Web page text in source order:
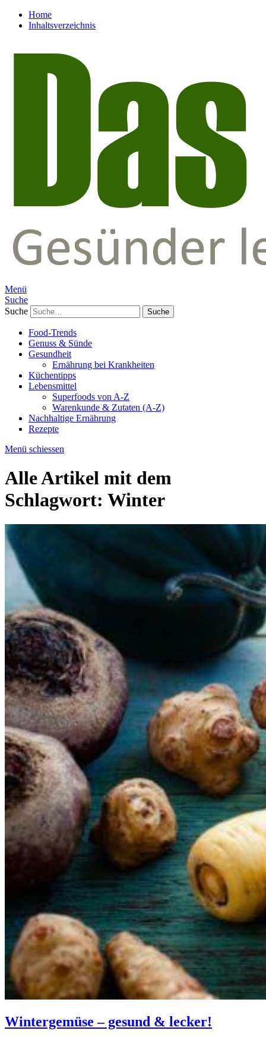
Home
Inhaltsverzeichnis
Menü
Suche
Suche
Food-Trends
Genuss & Sünde
Gesundheit
Ernährung bei Krankheiten
Küchentipps
Lebensmittel
Superfoods von A-Z
Warenkunde & Zutaten (A-Z)
Nachhaltige Ernährung
Rezepte
Menü schiessen
Alle Artikel mit dem
Schlagwort: Winter
Wintergemüse – gesund & lecker!